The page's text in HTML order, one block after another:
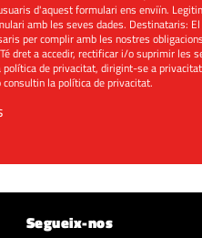
d'aquest formulari ens enviïn.
amb les seves dades. Destinataris:
per complir amb les nostres
dret a accedir, rectificar i/o suprimir les
política de privacitat, dirigint-se a
consultin lapolítica de privacitat.
Segueix-nos